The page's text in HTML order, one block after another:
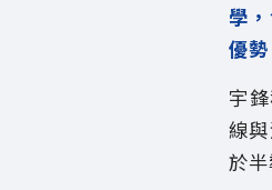
學
優
宇
線
於